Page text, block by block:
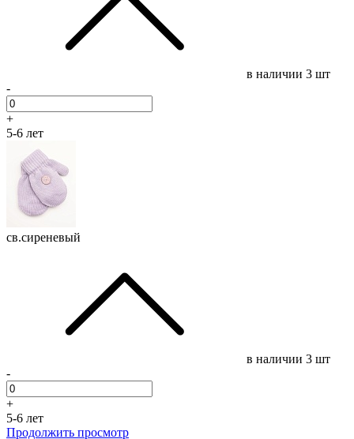
в наличии 3 шт
-
+
5-6 лет
св.сиреневый
в наличии 3 шт
-
+
5-6 лет
Продолжить просмотр